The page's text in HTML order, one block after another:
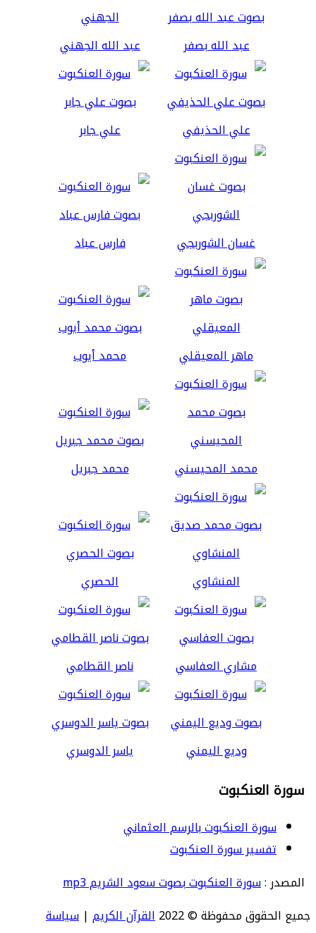
عبد الله بصفر عبد الله الجهني
علي الحذيفي علي جابر
غسان الشوربجي فارس عباد
ماهر المعيقلي محمد أيوب
محمد المحيسني محمد جبريل
المنشاوي الحصري
مشاري العفاسي ناصر القطامي
وديع اليمني ياسر الدوسري
سورة العنكبوت
سورة العنكبوت بالرسم العثماني
تفسير سورة العنكبوت
المصدر :سورة العنكبوت بصوت سعود الشريم mp3
جميع الحقوق محفوظة © 2022
القرآن الكريم | سياسة